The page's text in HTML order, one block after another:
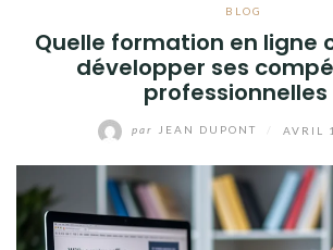
BLOG
Quelle formation en ligne
développer ses
professionnelles
par JEAN DUPONT AVRIL